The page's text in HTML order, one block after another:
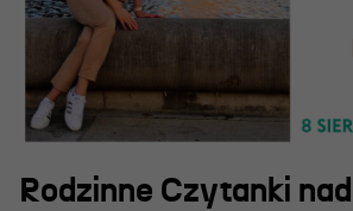
Rodzinne Czytanki